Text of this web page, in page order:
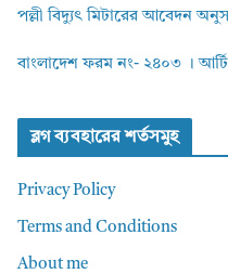
পল্লী বিদ্যুৎ মিটারের আবেদন
বাংলাদেশ ফরম নং- ২৪০৩ ।
ব্লগ ব্যবহারের শর্তসমুহ
Privacy Policy
Terms and Conditions
About me